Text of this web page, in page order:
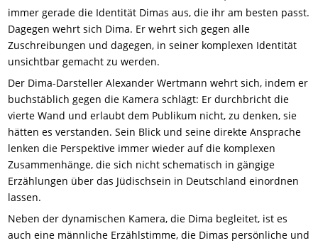
immer gerade die Identität Dimas aus, die ihr am besten passt.
Dagegen wehrt sich Dima. Er wehrt sich gegen alle
Zuschreibungen und dagegen, in seiner komplexen Identität
unsichtbar gemacht zu werden.
Der Dima-Darsteller Alexander Wertmann wehrt sich, indem er
buchstäblich gegen die Kamera schlägt: Er durchbricht die
vierte Wand und erlaubt dem Publikum nicht, zu denken, sie
hätten es verstanden. Sein Blick und seine direkte Ansprache
lenken die Perspektive immer wieder auf die komplexen
Zusammenhänge, die sich nicht schematisch in gängige
Erzählungen über das Jüdischsein in Deutschland einordnen
lassen.
Neben der dynamischen Kamera, die Dima begleitet, ist es
auch eine männliche Erzählstimme, die Dimas persönliche und